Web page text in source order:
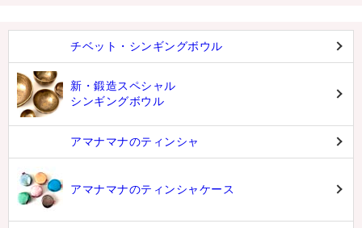
チベット・シンギングボウル
アマナマナのティンシャ